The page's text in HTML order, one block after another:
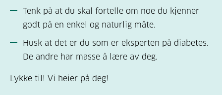
Tenk på at du skal fortelle om noe du kjenner
godt på en enkel og naturlig måte.
Husk at det er du som er eksperten på diabetes.
De andre har masse å lære av deg.
Lykke til! Vi heier på deg!